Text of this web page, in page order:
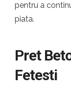
pentru a
piata.
Pret
Fetesti